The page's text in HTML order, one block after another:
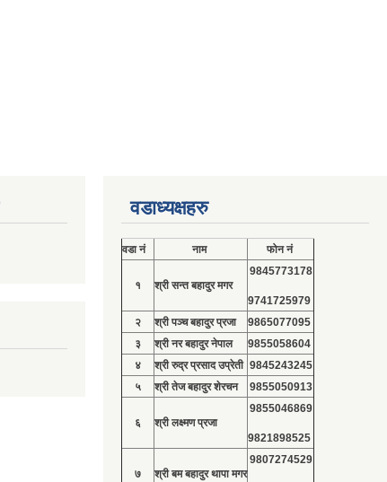
वडाध्यक्षहरु
वडा नं नाम फोन नं
१ श्री सन्त बहादुर मगर
9845773178
9741725979
२
श्री पञ्च बहादुर प्रजा
9865077095
३
श्री नर बहादुर नेपाल
9855058604
४
श्री रुद्र प्रसाद उप्रेती 9845243245
५
श्री तेज बहादुर शेरचन 9855050913
६ श्री लक्ष्मण प्रजा
9855046869
9821898525
७ श्री बम बहादुर थापा मगर
9807274529